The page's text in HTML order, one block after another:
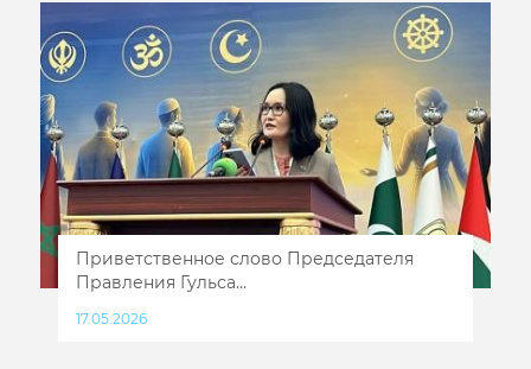
Приветственное слово Председателя
Правления Гульса...
17.05.2026